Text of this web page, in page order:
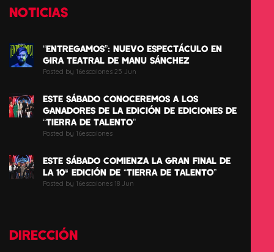
NOTICIAS
“ENTREGAMOS”: NUEVO ESPECTÁCULO EN
GIRA TEATRAL DE MANU SÁNCHEZ
Posted by 16escalones 25 Jun
ESTE SÁBADO CONOCEREMOS A LOS
GANADORES DE LA EDICIÓN DE EDICIONES DE
“TIERRA DE TALENTO”
Posted by 16escalones
ESTE SÁBADO COMIENZA LA GRAN FINAL DE
LA 10ª EDICIÓN DE “TIERRA DE TALENTO”
Posted by 16escalones 18 Jun
DIRECCIÓN